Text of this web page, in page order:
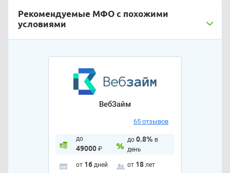
Рекомендуемые МФО с похожими
условиями
ВебЗайм
65 отзывов
до
49000₽
до 0.8% в
день
от 16 дней от 18 лет